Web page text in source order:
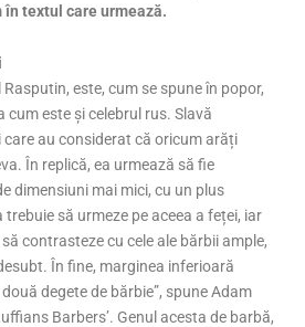
în textul care urmează.
este, cum se spune în popor,
este și celebrul rus. Slavă
care au considerat că oricum arăți
În replică, ea urmează să fie
dimensiuni mai mici, cu un plus
trebuie să urmeze pe aceea a feței, iar
contrasteze cu cele ale bărbii ample,
În fine, marginea inferioară
degete de bărbie”, spune Adam
Barbers’. Genul acesta de barbă,